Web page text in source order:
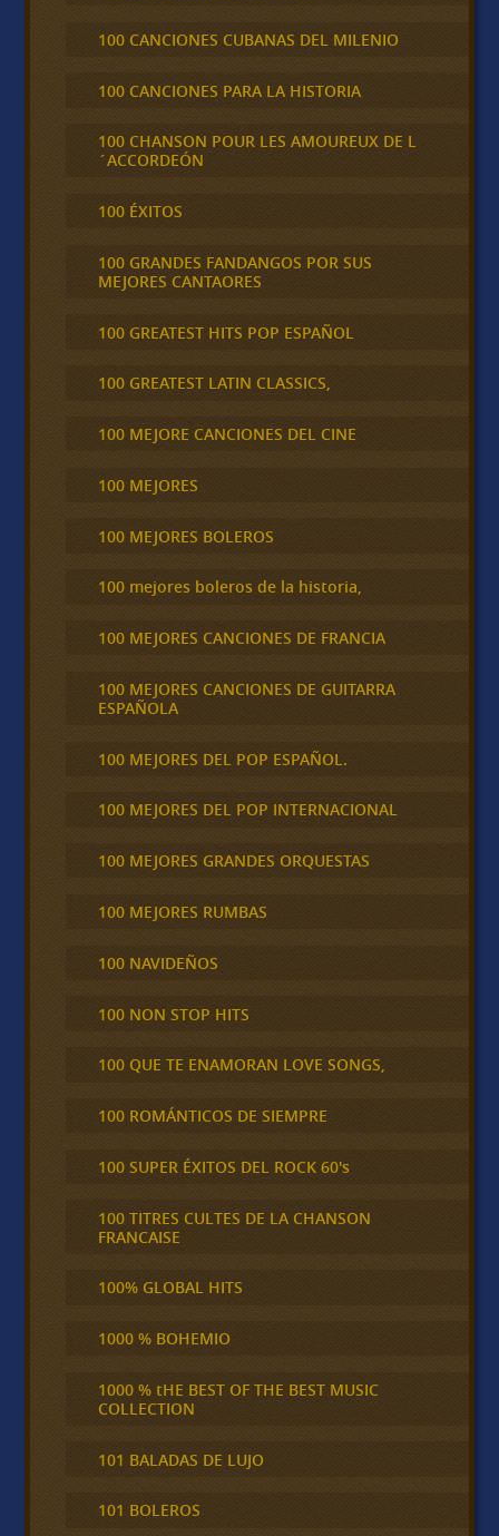
100 CANCIONES CUBANAS DEL MILENIO
100 CANCIONES PARA LA HISTORIA
100 CHANSON POUR LES AMOUREUX DE L
´ACCORDEÓN
100 ÉXITOS
100 GRANDES FANDANGOS POR SUS
MEJORES CANTAORES
100 GREATEST HITS POP ESPAÑOL
100 GREATEST LATIN CLASSICS,
100 MEJORE CANCIONES DEL CINE
100 MEJORES
100 MEJORES BOLEROS
100 mejores boleros de la historia,
100 MEJORES CANCIONES DE FRANCIA
100 MEJORES CANCIONES DE GUITARRA
ESPAÑOLA
100 MEJORES DEL POP ESPAÑOL.
100 MEJORES DEL POP INTERNACIONAL
100 MEJORES GRANDES ORQUESTAS
100 MEJORES RUMBAS
100 NAVIDEÑOS
100 NON STOP HITS
100 QUE TE ENAMORAN LOVE SONGS,
100 ROMÁNTICOS DE SIEMPRE
100 SUPER ÉXITOS DEL ROCK 60's
100 TITRES CULTES DE LA CHANSON
FRANCAISE
100% GLOBAL HITS
1000 % BOHEMIO
1000 % tHE BEST OF THE BEST MUSIC
COLLECTION
101 BALADAS DE LUJO
101 BOLEROS